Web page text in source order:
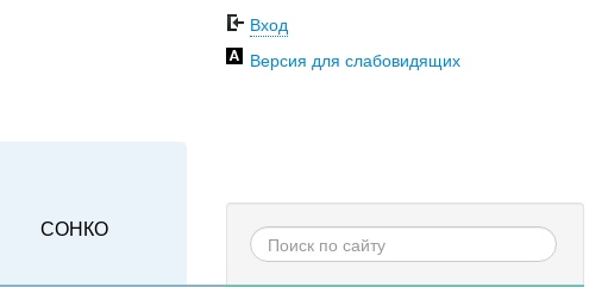
СОНКО
Вход
Версия для слабовидящих